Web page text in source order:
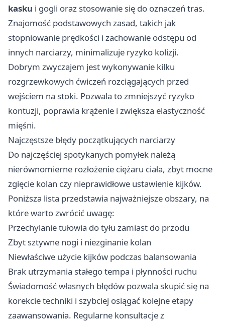
kasku i gogli oraz stosowanie się do oznaczeń tras.
Znajomość podstawowych zasad, takich jak
stopniowanie prędkości i zachowanie odstępu od
innych narciarzy, minimalizuje ryzyko kolizji.
Dobrym zwyczajem jest wykonywanie kilku
rozgrzewkowych ćwiczeń rozciągających przed
wejściem na stoki. Pozwala to zmniejszyć ryzyko
kontuzji, poprawia krążenie i zwiększa elastyczność
mięśni.
Najczęstsze błędy początkujących narciarzy
Do najczęściej spotykanych pomyłek należą
nierównomierne rozłożenie ciężaru ciała, zbyt mocne
zgięcie kolan czy nieprawidłowe ustawienie kijków.
Poniższa lista przedstawia najważniejsze obszary, na
które warto zwrócić uwagę:
Przechylanie tułowia do tyłu zamiast do przodu
Zbyt sztywne nogi i niezginanie kolan
Niewłaściwe użycie kijków podczas balansowania
Brak utrzymania stałego tempa i płynności ruchu
Świadomość własnych błędów pozwala skupić się na
korekcie techniki i szybciej osiągać kolejne etapy
zaawansowania. Regularne konsultacje z